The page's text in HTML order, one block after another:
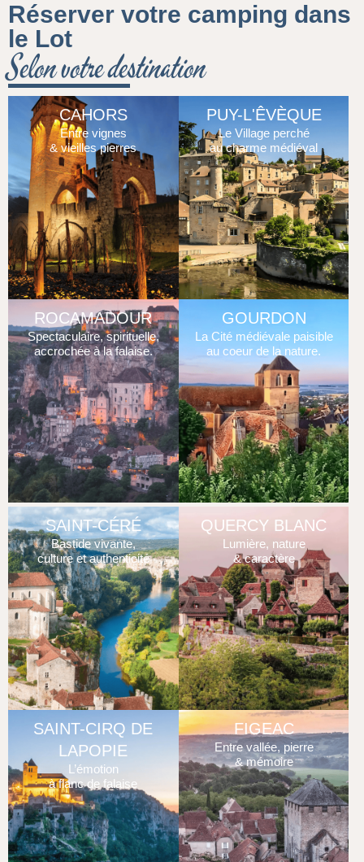
Réserver votre camping dans
le Lot
Selon votre destination
CAHORS
Entre vignes
& vieilles pierres
PUY-L'ÊVÈQUE
Le Village perché
au charme médiéval
ROCAMADOUR
Spectaculaire, spirituelle,
accrochée à la falaise.
GOURDON
La Cité médiévale paisible
au coeur de la nature.
SAINT-CÉRÉ
Bastide vivante,
culture et authenticité
QUERCY BLANC
Lumière, nature
& caractère
SAINT-CIRQ DE
LAPOPIE
L’émotion
à flanc de falaise
FIGEAC
Entre vallée, pierre
& mémoire